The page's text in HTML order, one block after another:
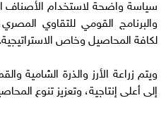
سياسة واضحة لاستخدام الأصناف
والبرنامج القومي للتقاوي
لكافة المحاصيل وخاص الاستراتيجية.
ويتم زراعة الأرز والذرة الشامية
إلى أعلى إنتاجية، وتعزيز تنوع